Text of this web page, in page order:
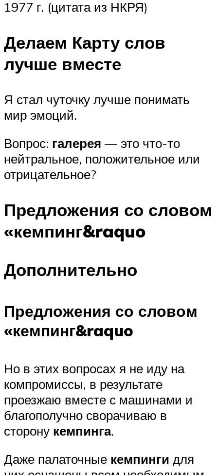
1977 г. (цитата из НКРЯ)
Делаем Карту слов
лучше вместе
Я стал чуточку лучше понимать
мир эмоций.
Вопрос: галерея — это что-то
нейтральное, положительное или
отрицательное?
Предложения со словом
«кемпинг&raquo
Дополнительно
Предложения со словом
«кемпинг&raquo
Но в этих вопросах я не иду на
компромиссы, в результате
проезжаю вместе с машинами и
благополучно сворачиваю в
сторону кемпинга.
Даже палаточные кемпинги для